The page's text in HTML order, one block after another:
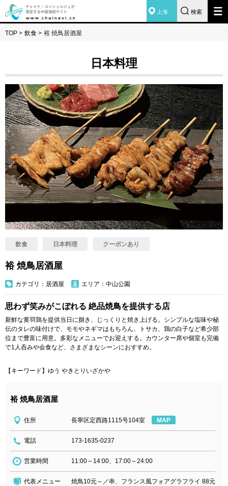
上海 検索
TOP > 飲食 > 裕 焼鳥居酒屋
日本料理
飲食 日本料理 クーポンあり
裕 焼鳥居酒屋
カテゴリ：居酒屋 エリア：中山公園
思わず笑みがこぼれる 絶品焼鳥を提供する店
新鮮な黄羽鶏を提供当日に捌き、じっくりと焼き上げる。シンプルな塩味や秘
伝のタレの味付けで、モモやネギマはもちろん、トサカ、鶏の白子など希少部
位まで豊富に用意。多彩なメニューでお迎えする。カウンター席や個室も完備
で1人呑みや会食など、さまざまなシーンにおすすめ。
【キーワード】ゆう やきとりいざかや
裕 焼鳥居酒屋
住所 長寧区定西路1115号104室 MAP
電話 173-1635-0237
営業時間 11:00～14:00、17:00～24:00
代表メニュー 焼鳥10元～／串、フランス風フォアグラフライ 88元